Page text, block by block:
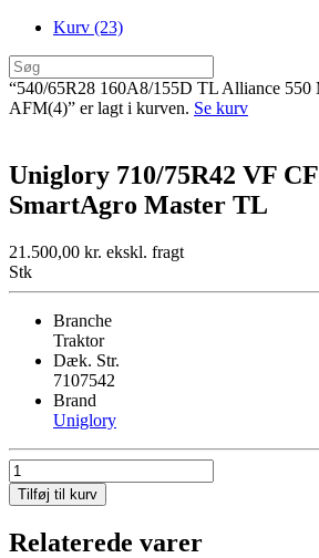
Kurv (23)
“540/65R28 160A8/155D TL Alliance 550
AFM(4)” er lagt i kurven. Se kurv
Uniglory 710/75R42 VF
SmartAgro Master TL
21.500,00 kr. ekskl. fragt
Stk
Branche
Traktor
Dæk. Str.
7107542
Brand
Uniglory
Uniglory
710/75R42
VF
184D
Tilføj til kurv
Relaterede varer